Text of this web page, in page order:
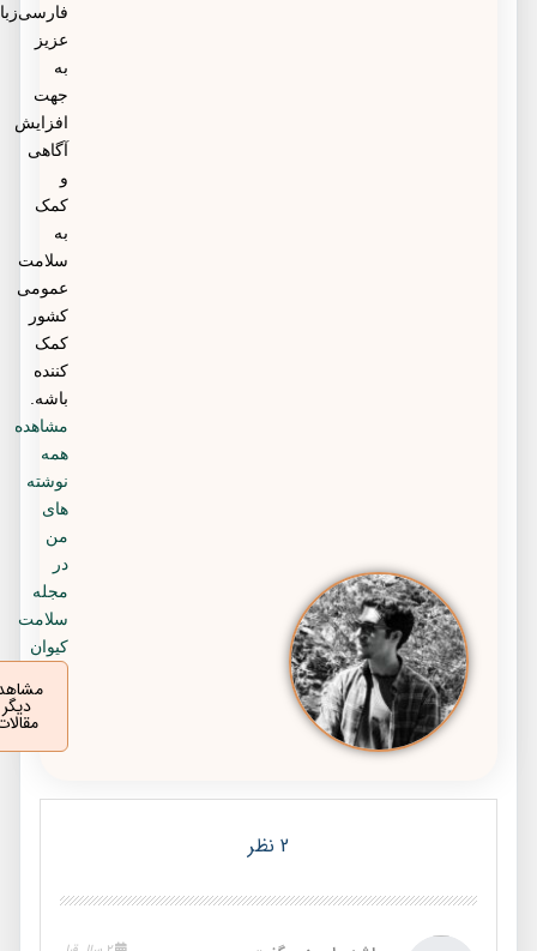
فارسی‌زبانان
افزایش
آگاهی
سلامت
عمومی
کشور
باشه.
مشاهده
نوشته
سلامت
کیوان
مشاهده
مقالات